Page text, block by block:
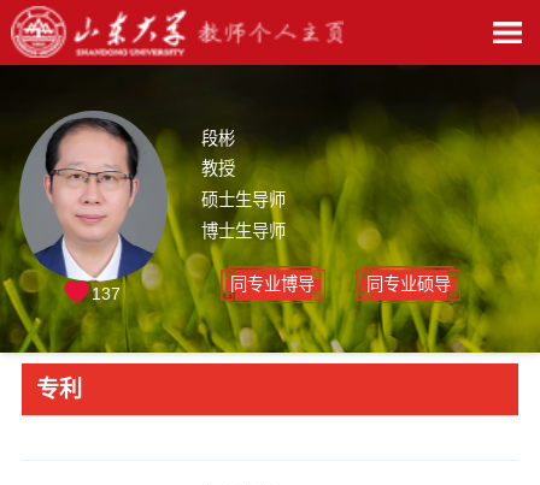
段彬
教授
硕士生导师
博士生导师
同专业博导 同专业硕导
137
专利